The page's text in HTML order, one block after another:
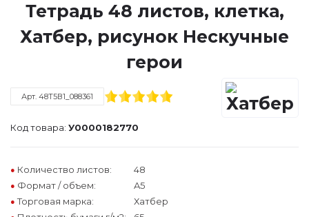
Тетрадь 48 листов, клетка,
Хатбер, рисунок Нескучные
герои
Арт. 48Т5В1_088361
Код товара: У0000182770
Количество листов:
Формат / объем:
Торговая марка:
48
A5
Хатбер